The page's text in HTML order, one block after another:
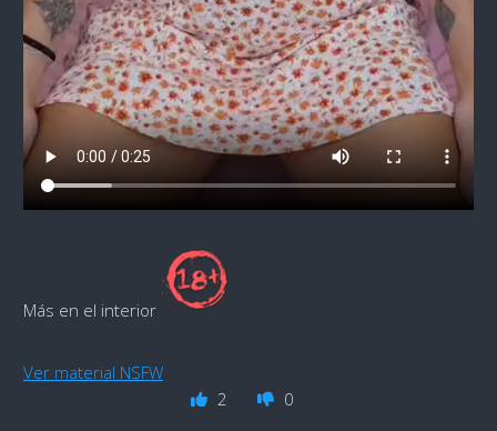
Más en el interior
Ver material NSFW
2
0